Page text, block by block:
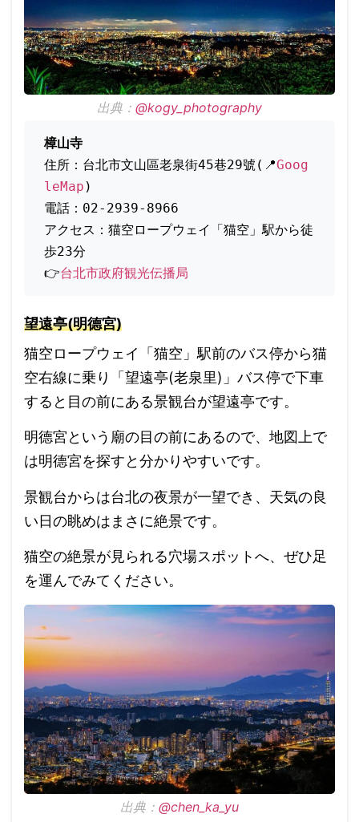
出典： @kogy_photography
樟山寺
住所：台北市文山區老泉街45巷29號(📍Goog
leMap )
電話：02-2939-8966
アクセス：猫空ロープウェイ「猫空」駅から徒
歩23分
👉台北市政府観光伝播局
望遠亭(明德宮)
猫空ロープウェイ「猫空」駅前のバス停から猫
空右線に乗り「望遠亭(老泉里)」バス停で下車
すると目の前にある景観台が望遠亭です。
明德宮という廟の目の前にあるので、地図上で
は明德宮を探すと分かりやすいです。
景観台からは台北の夜景が一望でき、天気の良
い日の眺めはまさに絶景です。
猫空の絶景が見られる穴場スポットへ、ぜひ足
を運んでみてください。
出典： @chen_ka_yu